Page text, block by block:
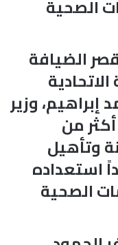
الصحية
الضيافة
وزير
من
وتأهيل
استعداده
الصحية